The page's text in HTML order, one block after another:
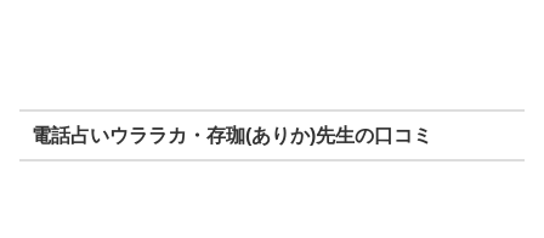
電話占いウララカ・存珈(ありか)先生の口コミ